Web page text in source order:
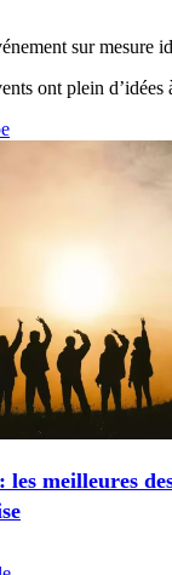
sur mesure
ont plein d’idées
les meilleures